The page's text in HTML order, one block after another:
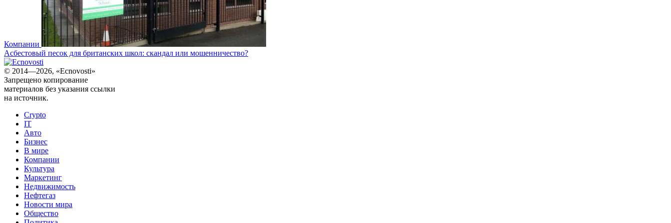
Компании
Асбестовый песок для британских школ: скандал или мошенничество?
© 2014—2026, «Ecnovosti»
Запрещено копирование
материалов без указания ссылки
на источник.
Crypto
IT
Авто
Бизнес
В мире
Компании
Культура
Маркетинг
Недвижимость
Нефтегаз
Новости мира
Общество